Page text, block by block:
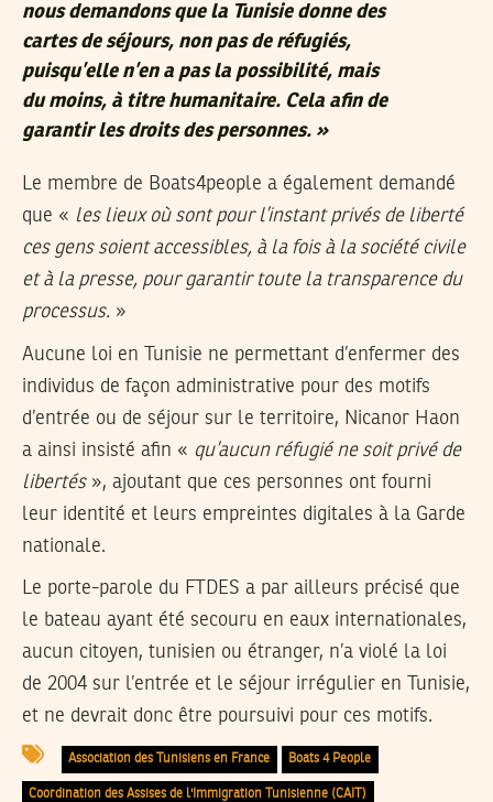
nous demandons que la Tunisie donne des
cartes de séjours, non pas de réfugiés,
puisqu’elle n’en a pas la possibilité, mais
du moins, à titre humanitaire. Cela afin de
garantir les droits des personnes. »
Le membre de Boats4people a également demandé
que « les lieux où sont pour l’instant privés de liberté
ces gens soient accessibles, à la fois à la société civile
et à la presse, pour garantir toute la transparence du
processus. »
Aucune loi en Tunisie ne permettant d’enfermer des
individus de façon administrative pour des motifs
d’entrée ou de séjour sur le territoire, Nicanor Haon
a ainsi insisté afin « qu’aucun réfugié ne soit privé de
libertés», ajoutant que ces personnes ont fourni
leur identité et leurs empreintes digitales à la Garde
nationale.
Le porte-parole du FTDES a par ailleurs précisé que
le bateau ayant été secouru en eaux internationales,
aucun citoyen, tunisien ou étranger, n’a violé la loi
de 2004 sur l’entrée et le séjour irrégulier en Tunisie,
et ne devrait donc être poursuivi pour ces motifs.
Association des Tunisiens en France Boats 4 People
Coordination des Assises de l'Immigration Tunisienne (CAIT)